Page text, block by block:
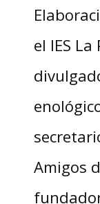
el IES
Amigos